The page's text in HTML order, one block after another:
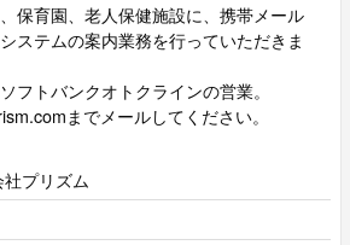
保育園、老人保健施設に、携帯メール
ステムの案内業務を行っていただきま
フトバンクオトクラインの営業。
までメールしてください。
プリズム